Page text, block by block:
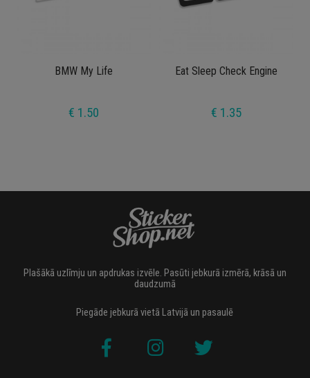
BMW My Life
€ 1.50
Eat Sleep Check Engine
€ 1.35
Plašākā uzlīmju un apdrukas izvēle. Pasūti jebkurā izmērā, krāsā un
daudzumā
Piegāde jebkurā vietā Latvijā un pasaulē